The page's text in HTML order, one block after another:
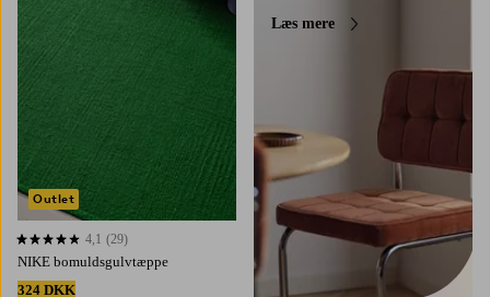
NIKE bomuldsgulvtæppe
324 DKK
4,1 baseret på 29 bedømmelser
4,1 (29)
Outlet
Læs mere